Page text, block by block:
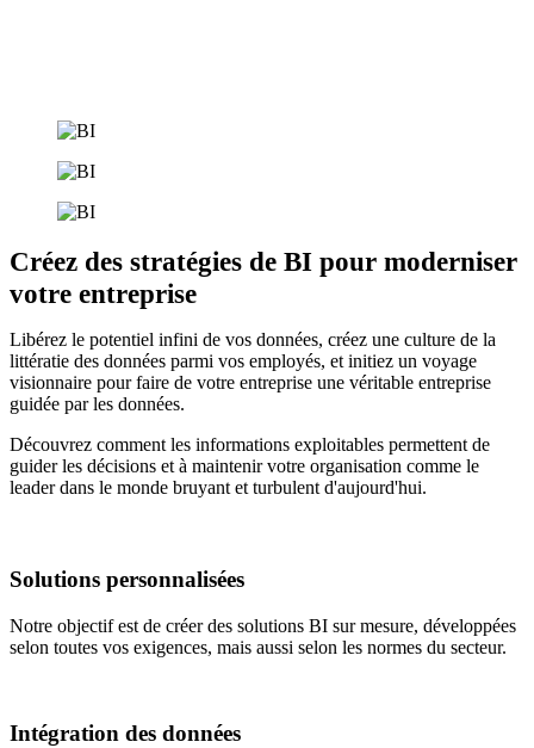
Créez des stratégies de BI pour moderniser
votre entreprise
Libérez le potentiel infini de vos données, créez une culture de la
littératie des données parmi vos employés, et initiez un voyage
visionnaire pour faire de votre entreprise une véritable entreprise
guidée par les données.
Découvrez comment les informations exploitables permettent de
guider les décisions et à maintenir votre organisation comme le
leader dans le monde bruyant et turbulent d'aujourd'hui.
Solutions personnalisées
Notre objectif est de créer des solutions BI sur mesure, développées
selon toutes vos exigences, mais aussi selon les normes du secteur.
Intégration des données